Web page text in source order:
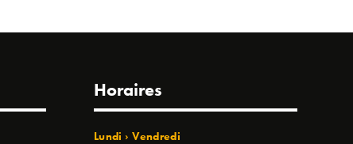
Horaires
Lundi › Vendredi